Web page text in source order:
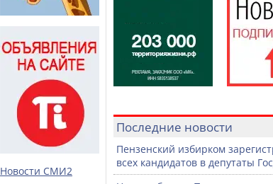
Новости СМИ2
Последние новости
Пензенский избирком
всех кандидатов в депутаты